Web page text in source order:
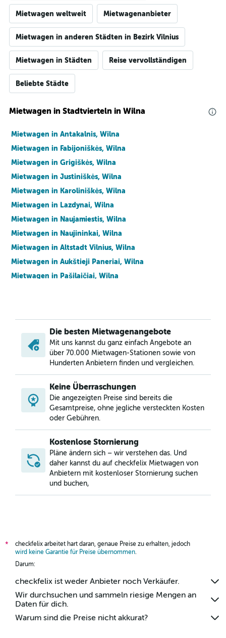
Mietwagen weltweit Mietwagenanbieter
Mietwagen in anderen Städten in Bezirk Vilnius
Mietwagen in Städten Reise vervollständigen
Beliebte Städte
Mietwagen in Stadtvierteln in Wilna
Mietwagen in Antakalnis, Wilna
Mietwagen in Fabijoniškės, Wilna
Mietwagen in Grigiškės, Wilna
Mietwagen in Justiniškės, Wilna
Mietwagen in Karoliniškės, Wilna
Mietwagen in Lazdynai, Wilna
Mietwagen in Naujamiestis, Wilna
Mietwagen in Naujininkai, Wilna
Mietwagen in Altstadt Vilnius, Wilna
Mietwagen in Aukštieji Paneriai, Wilna
Mietwagen in Pašilaičiai, Wilna
Mietwagen in Šeškinė, Wilna
Mietwagen in Šnipiškės, Wilna
Mietwagen in Verkiai, Wilna
Mietwagen in Vilkpėdė, Wilna
Mietwagen in Viršuliškės, Wilna
Mietwagen in Žirmūnai, Wilna
Mietwagen in Žvėrynas, Wilna
Die besten Mietwagenangebote
Mit uns kannst du ganz einfach Angebote an
über 70.000 Mietwagen-Stationen sowie von
Hunderten Anbietern finden und vergleichen.
Keine Überraschungen
Die angezeigten Preise sind bereits die
Gesamtpreise, ohne jegliche versteckten Kosten
oder Gebühren.
Kostenlose Stornierung
Pläne ändern sich – wir verstehen das. Und
daher kannst du auf checkfelix Mietwagen von
Anbietern mit kostenloser Stornierung suchen
und buchen,
*
checkfelix arbeitet hart daran, genaue Preise zu erhalten, jedoch
wird keine Garantie für Preise übernommen.
Darum:
checkfelix ist weder Anbieter noch Verkäufer.
Wir durchsuchen und sammeln riesige Mengen an
Daten für dich.
Warum sind die Preise nicht akkurat?